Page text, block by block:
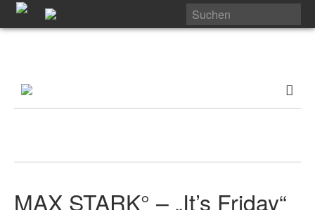
MAX STARK° – „It’s Friday“